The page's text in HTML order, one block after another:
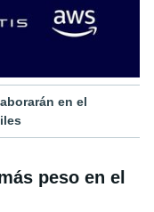
en el
peso en el